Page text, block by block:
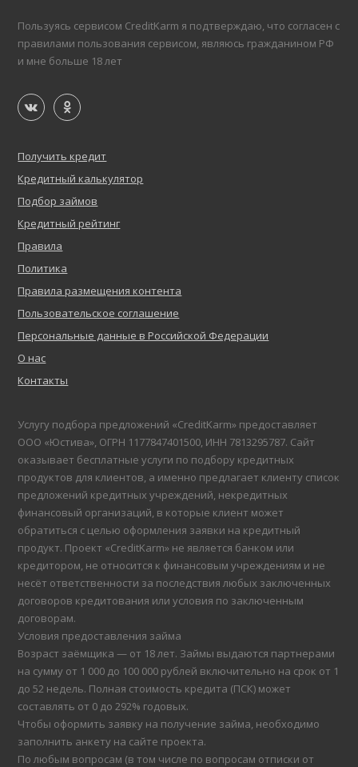
Пользуясь сервисом CreditKarm я подтверждаю, что согласен с
правилами пользования сервисом, являюсь гражданином РФ
и мне больше 18 лет
Получить кредит
Кредитный калькулятор
Подбор займов
Кредитный рейтинг
Правила
Политика
Правила размещения контента
Пользовательское соглашение
Персональные данные в Российской Федерации
О нас
Контакты
Услугу подбора предложений «CreditKarm» предоставляет
ООО «Юстива», ОГРН 1177847401500, ИНН 7813295787. Сайт
оказывает бесплатные услуги по подбору кредитных
продуктов для клиентов, а именно предлагает клиенту список
предложений кредитных учреждений, некредитных
финансовый организаций, в которые клиент может
обратиться с целью оформления заявки на кредитный
продукт. Проект «CreditKarm» не является банком или
кредитором, не относится к финансовым учреждениям и не
несёт ответственности за последствия любых заключенных
договоров кредитования или условия по заключенным
договорам.
Условия предоставления займа
Возраст заёмщика — от 18 лет. Займы выдаются партнерами
на сумму от 1 000 до 100 000 рублей включительно на срок от 1
до 52 недель. Полная стоимость кредита (ПСК) может
составлять от 0 до 292% годовых.
Чтобы оформить заявку на получение займа, необходимо
заполнить анкету на сайте проекта.
По любым вопросам (в том числе по вопросам отписки от